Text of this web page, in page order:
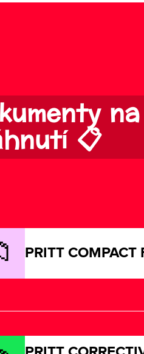
na
📋
PRITT COMPACT